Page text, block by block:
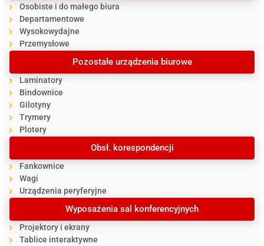
Osobiste i do małego biura
Departamentowe
Wysokowydajne
Przemysłowe
Pozostałe urządzenia biurowe
Laminatory
Bindownice
Gilotyny
Trymery
Plotery
Obsł. korespondencji
Fankownice
Wagi
Urządzenia peryferyjne
Wyposażenia sal konferencyjnych
Projektory i ekrany
Tablice interaktywne